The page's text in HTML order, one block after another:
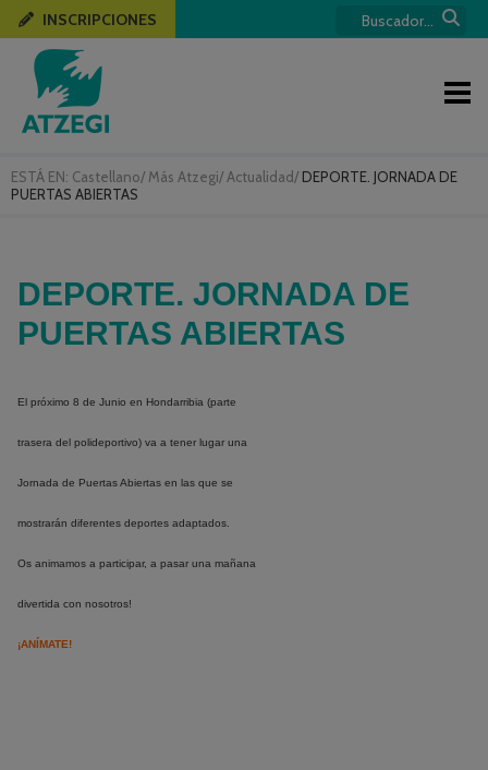
ESTÁ EN: Castellano/ Más Atzegi/ Actualidad/ DEPORTE. JORNADA DE
PUERTAS ABIERTAS
INSCRIPCIONES
DEPORTE. JORNADA DE
PUERTAS ABIERTAS
El próximo 8 de Junio en Hondarribia (parte
trasera del polideportivo) va a tener lugar una
Jornada de Puertas Abiertas en las que se
mostrarán diferentes deportes adaptados.
Os animamos a participar, a pasar una mañana
divertida con nosotros!
¡ANÍMATE!